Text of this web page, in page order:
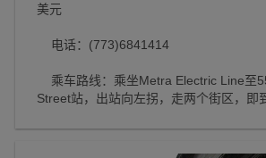
美元
电话：(773)6841414
乘车路线：乘坐Metra Electric Line至
Street站，出站向左拐，走两个街区，即